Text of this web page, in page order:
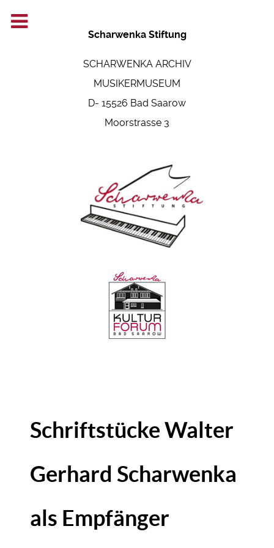
Scharwenka Stiftung
SCHARWENKA ARCHIV
MUSIKERMUSEUM
D- 15526 Bad Saarow
Moorstrasse 3
Schriftstücke Walter
Gerhard Scharwenka
als Empfänger